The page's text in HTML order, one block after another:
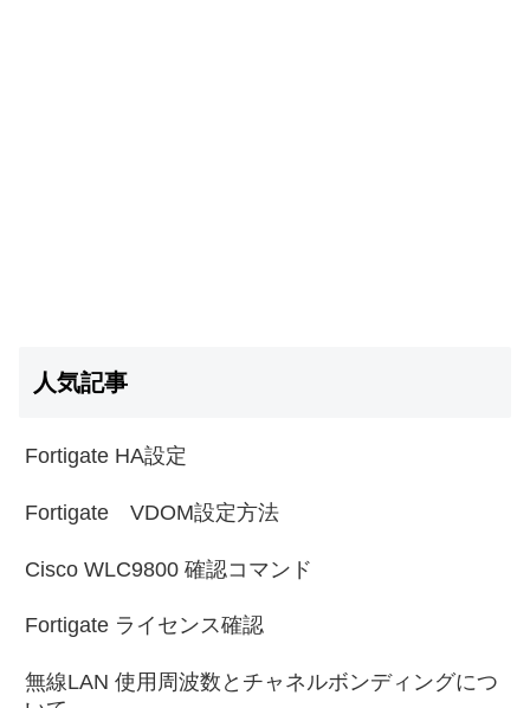
人気記事
Fortigate HA設定
Fortigate VDOM設定方法
Cisco WLC9800 確認コマンド
Fortigate ライセンス確認
無線LAN 使用周波数とチャネルボンディングにつ